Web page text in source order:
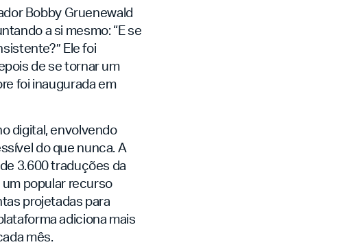
Bobby Gruenewald
a si mesmo: “E se
Ele foi
de se tornar um
foi inaugurada em
digital, envolvendo
do que nunca. A
3.600 traduções da
um popular recurso
projetadas para
adiciona mais
mês.